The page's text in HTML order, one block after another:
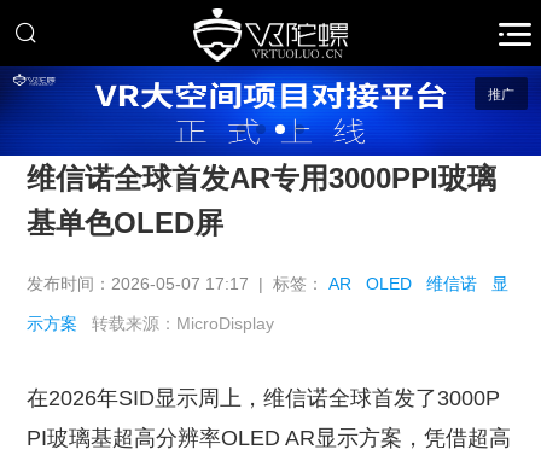
推广
维信诺全球首发AR专用3000PPI玻璃
基单色OLED屏
发布时间：2026-05-07 17:17 | 标签：AR OLED 维信诺 显
示方案 转载来源：MicroDisplay
在2026年SID显示周上，维信诺全球首发了3000P
PI玻璃基超高分辨率OLED AR显示方案，凭借超高